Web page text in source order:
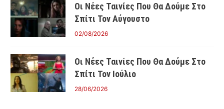
Οι Νέες Ταινίες Που Θα Δούμε Στο
Σπίτι Τον Αύγουστο
02/08/2026
Οι Νέες Ταινίες Που Θα Δούμε Στο
Σπίτι Τον Ιούλιο
28/06/2026